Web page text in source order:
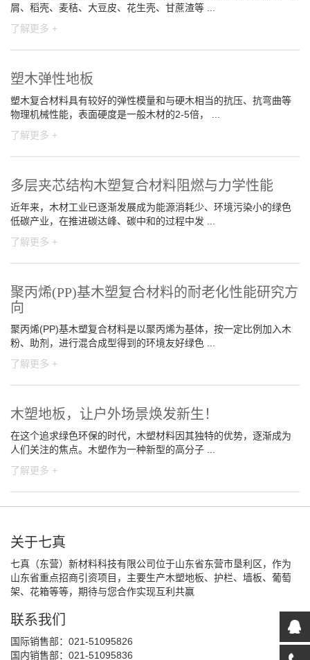
屑、稻壳、麦秸、大豆皮、花生壳、甘蔗渣等 ...
了解更多 +
塑木弹性地板
塑木复合材料具有较好的弹性模量和与硬木相当的抗压、抗弯曲等
物理机械性能，表面硬度是一般木材的2-5倍， ...
了解更多 +
多层夹芯结构木塑复合材料阻燃与力学性能
近年来，木材工业已逐渐发展成为能源消耗少、环境污染小的绿色
低碳产业，在推进碳达峰、碳中和的过程中发 ...
了解更多 +
聚丙烯(PP)基木塑复合材料的耐老化性能研究方
向
聚丙烯(PP)基木塑复合材料是以聚丙烯为基体，按一定比例加入木
粉、助剂，进行混合成型得到的环境友好绿色 ...
了解更多 +
木塑地板，让户外场景焕发新生！
在这个追求绿色环保的时代，木塑材料因其独特的优势，逐渐成为
人们关注的焦点。木塑作为一种新型的高分子 ...
了解更多 +
关于七真
七真（东营）新材料科技有限公司位于山东省东营市垦利区，作为
山东省重点招商引资项目，主要生产木塑地板、护栏、墙板、葡萄
架、花箱等等，期待与您合作实现互利共赢
联系我们
国际销售部：021-51095826
国内销售部：021-51095836